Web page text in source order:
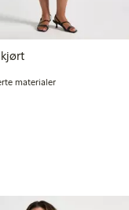
kr
materialer